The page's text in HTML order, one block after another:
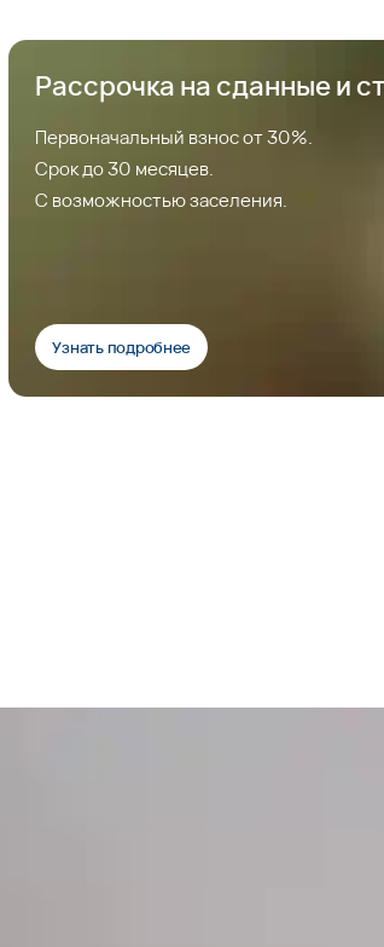
Рассрочка на сданные и
Первоначальный взнос от 30%.
Срок до 30 месяцев.
С возможностью заселения.
Узнать подробнее